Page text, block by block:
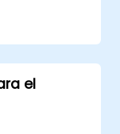
el
la
el